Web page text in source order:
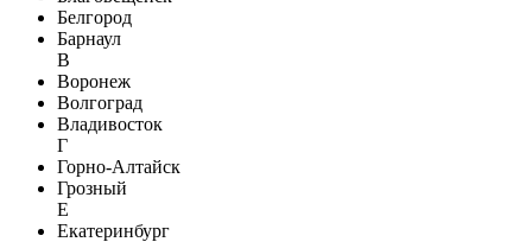
Белгород
Барнаул
В
Воронеж
Волгоград
Владивосток
Г
Горно-Алтайск
Грозный
Е
Екатеринбург